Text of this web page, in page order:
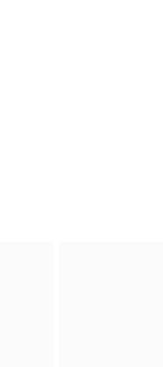
，便解散！眼见约定之日即将
）創立探秘頻道，以香港